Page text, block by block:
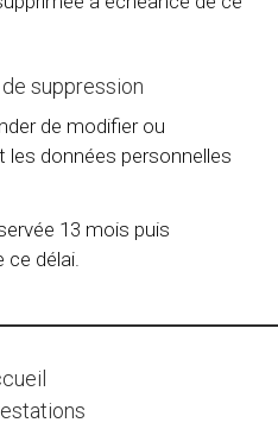
suppression
de modifier ou
données personnelles
13 mois puis
ce délai.